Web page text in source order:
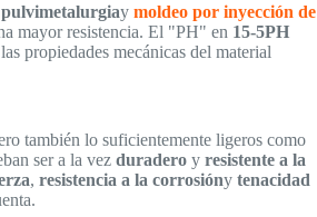
pulvimetalurgiaymoldeo por inyección de
mayor resistencia. El "PH" en 15-5PH
propiedades mecánicas del material
también lo suficientemente ligeros como
ser a la vezduradero yresistente a la
,resistencia a la corrosiónytenacidad